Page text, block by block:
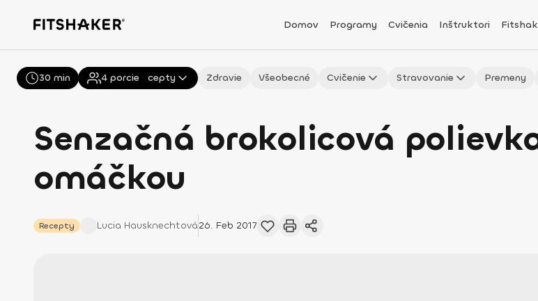
Domov Programy Cvičenia Inštruktori
Všetky Recepty Zdravie Všeobecné Cvičenie Stravovanie Premeny
Senzačná brokolicová
omáčkou
Recepty Lucia Hausknechtová26. Feb 2017
30 min 4 porcie